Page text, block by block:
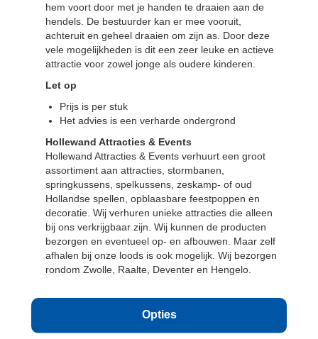
hem voort door met je handen te draaien aan de
hendels. De bestuurder kan er mee vooruit,
achteruit en geheel draaien om zijn as. Door deze
vele mogelijkheden is dit een zeer leuke en actieve
attractie voor zowel jonge als oudere kinderen.
Let op
Prijs is per stuk
Het advies is een verharde ondergrond
Hollewand Attracties & Events
Hollewand Attracties & Events verhuurt een groot
assortiment aan attracties, stormbanen,
springkussens, spelkussens, zeskamp- of oud
Hollandse spellen, opblaasbare feestpoppen en
decoratie. Wij verhuren unieke attracties die alleen
bij ons verkrijgbaar zijn. Wij kunnen de producten
bezorgen en eventueel op- en afbouwen. Maar zelf
afhalen bij onze loods is ook mogelijk. Wij bezorgen
rondom Zwolle, Raalte, Deventer en Hengelo.
Opties